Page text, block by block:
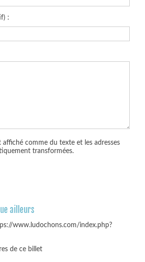
:
affiché comme du texte et les adresses
transformées.
ailleurs
www.ludochons.com/index.php?
de ce billet